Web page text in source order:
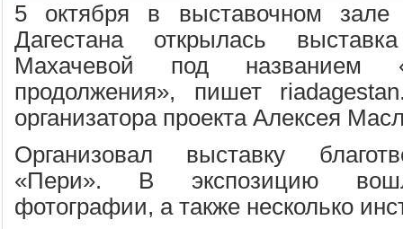
5 октября в выставочном зале
Дагестана открылась
Махачевой под названием
продолжения», пишет
организатора проекта Алексея
Организовал выставку
«Пери». В экспозицию
фотографии, а также несколько